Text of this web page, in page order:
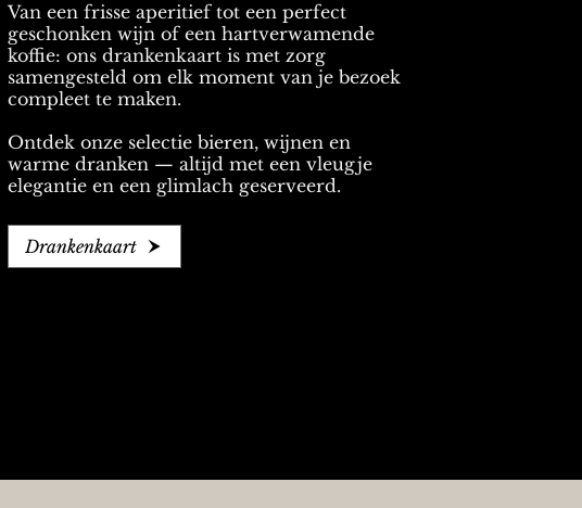
Van een frisse aperitief tot een perfect
geschonken wijn of een hartverwamende
koffie: ons drankenkaart is met zorg
samengesteld om elk moment van je bezoek
compleet te maken.
Ontdek onze selectie bieren, wijnen en
warme dranken — altijd met een vleugje
elegantie en een glimlach geserveerd.
Drankenkaart